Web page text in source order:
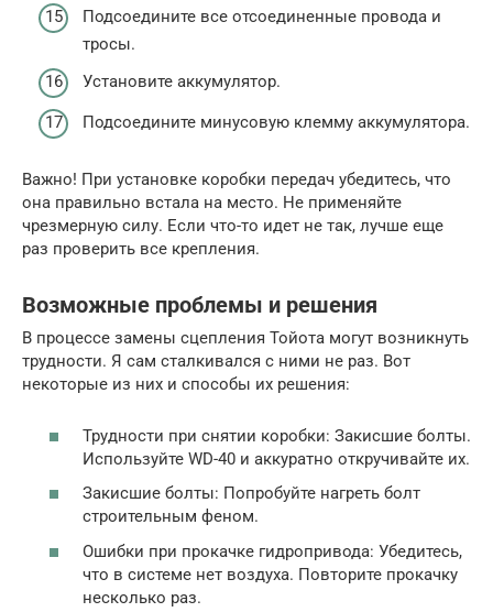
Подсоедините все отсоединенные провода и
тросы.
Установите аккумулятор.
Подсоедините минусовую клемму аккумулятора.
Важно! При установке коробки передач убедитесь, что
она правильно встала на место. Не применяйте
чрезмерную силу. Если что-то идет не так, лучше еще
раз проверить все крепления.
Возможные проблемы и решения
В процессе замены сцепления Тойота могут возникнуть
трудности. Я сам сталкивался с ними не раз. Вот
некоторые из них и способы их решения:
Трудности при снятии коробки: Закисшие болты.
Используйте WD-40 и аккуратно откручивайте их.
Закисшие болты: Попробуйте нагреть болт
строительным феном.
Ошибки при прокачке гидропривода: Убедитесь,
что в системе нет воздуха. Повторите прокачку
несколько раз.